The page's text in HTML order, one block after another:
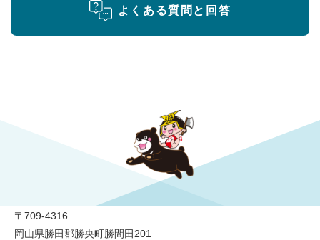
よくある質問と回答
〒709-4316
岡山県勝田郡勝央町勝間田201